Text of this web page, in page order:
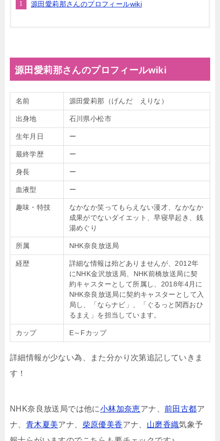
源田愛莉那さんのプロフィールwiki
源田愛莉那さんのプロフィールwiki
名前 源田愛莉那（げんだ えりな）
出身地 石川県小松市
生年月日 ー
最終学歴 ー
身長 ー
血液型 ー
趣味・特技
なかなか笑ってもらえない漫才、なかなか
成果がでないダイエット、早寝早起き、銭
湯めぐり
所属 NHK奈良放送局
経歴
詳細な情報は殆どありませんが、2012年
にNHK金沢放送局、NHK前橋放送局に契
約キャスターとして所属し、2018年4月に
NHK奈良放送局に契約キャスターとして入
局し、
「ならナビ」、「ぐるっと関西おひ
るまえ」 を担当しています。
カップ E～Fカップ
詳細情報が少ない為、また分かり次第追記していきま
す！
NHK奈良放送局では他に小林加奈恵アナ、前田古都ア
ナ、 青木夏美アナ、 柴原優美香アナ、 山磨香織気象予